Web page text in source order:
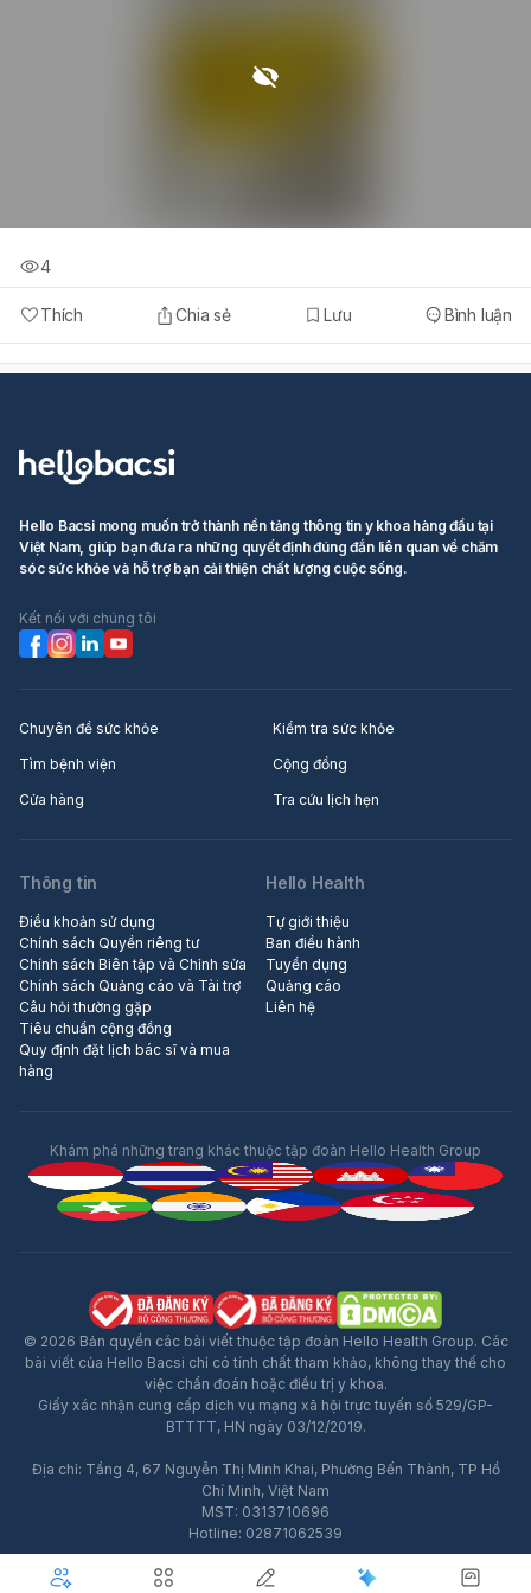
Thích Chia sẻ Lưu Bình luận
4
Quảng Cáo
Hello Bacsi mong muốn trở thành nền tảng thông tin y khoa hàng đầu tại
Việt Nam, giúp bạn đưa ra những quyết định đúng đắn liên quan về chăm
sóc sức khỏe và hỗ trợ bạn cải thiện chất lượng cuộc sống.
Kết nối với chúng tôi
Chuyên đề sức khỏe
Kiểm tra sức khỏe
Tìm bệnh viện
Cộng đồng
Cửa hàng
Tra cứu lịch hẹn
Thông tin
Điều khoản sử dụng
Chính sách Quyền riêng tư
Chính sách Biên tập và Chỉnh sửa
Chính sách Quảng cáo và Tài trợ
Câu hỏi thường gặp
Tiêu chuẩn cộng đồng
Quy định đặt lịch bác sĩ và mua
hàng
Hello Health
Tự giới thiệu
Ban điều hành
Tuyển dụng
Quảng cáo
Liên hệ
Khám phá những trang khác thuộc tập đoàn Hello Health Group
© 2026 Bản quyền các bài viết thuộc tập đoàn Hello Health Group. Các
bài viết của Hello Bacsi chỉ có tính chất tham khảo, không thay thế cho
việc chẩn đoán hoặc điều trị y khoa.
Giấy xác nhận cung cấp dịch vụ mạng xã hội trực tuyến số 529/GP-
BTTTT, HN ngày 03/12/2019.
Địa chỉ: Tầng 4, 67 Nguyễn Thị Minh Khai, Phường Bến Thành, TP Hồ
Chí Minh, Việt Nam
MST: 0313710696
Hotline: 02871062539